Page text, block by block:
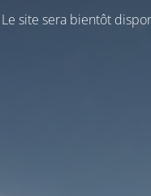
Le site sera bientôt